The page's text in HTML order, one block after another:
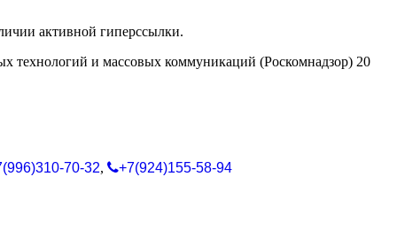
активной гиперссылки.
технологий и массовых коммуникаций (Роскомнадзор) 20
70-32, +7(924)155-58-94